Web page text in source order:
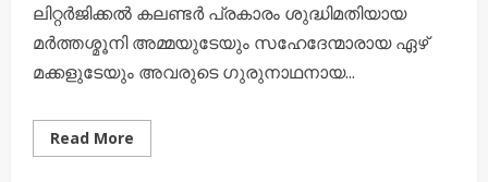
ലിറ്റർജിക്കൽ കലണ്ടർ പ്രകാരം ശുദ്ധിമതിയായ
മർത്തശ്മൂനി അമ്മയുടേയും സഹേദേന്മാരായ ഏഴ്
മക്കളുടേയും അവരുടെ ഗുരുനാഥനായ...
Read More
more